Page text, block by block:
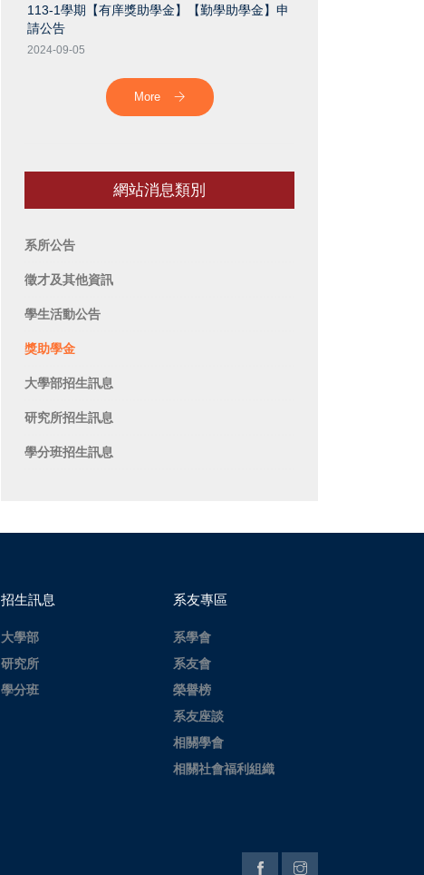
113-1學期【有庠獎助學金】【勤學助學金】申
請公告
2024-09-05
More
網站消息類別
系所公告
徵才及其他資訊
學生活動公告
獎助學金
大學部招生訊息
研究所招生訊息
學分班招生訊息
招生訊息
大學部
研究所
學分班
系友專區
系學會
系友會
榮譽榜
系友座談
相關學會
相關社會福利組織